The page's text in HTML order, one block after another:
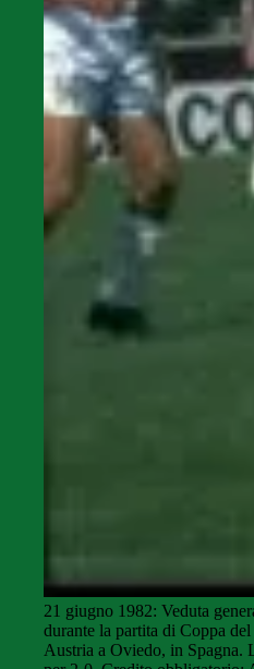
21 giugno 1982: Veduta
durante la partita di Coppa
Austria a Oviedo, in